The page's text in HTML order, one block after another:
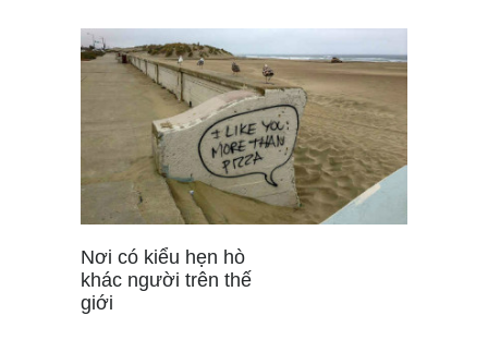
Nơi có kiểu hẹn hò
khác người trên thế
giới